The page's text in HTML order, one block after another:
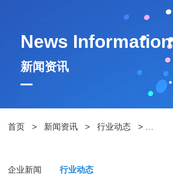
News Information
新闻资讯
首页 > 新闻资讯 > 行业动态 >
企业新闻 行业动态